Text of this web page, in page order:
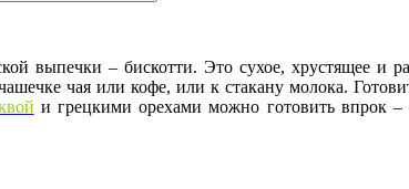
выпечки – бискотти. Это сухое, хрустящее и
чая или кофе, или к стакану молока.
и грецкими орехами можно готовить впрок –